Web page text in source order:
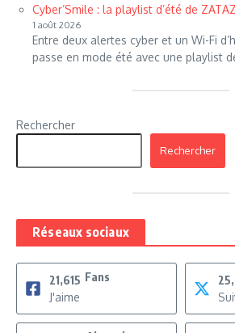
Cyber’Smile : la playlist d’été de
1 août 2026
Entre deux alertes cyber et un Wi-Fi
passe en mode été avec une playlist
Rechercher
Rechercher
Réseaux sociaux
21,615 Fans
J'aime